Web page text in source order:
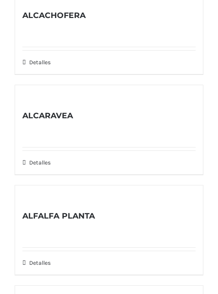
ALCACHOFERA
Detalles
ALCARAVEA
Detalles
ALFALFA PLANTA
Detalles